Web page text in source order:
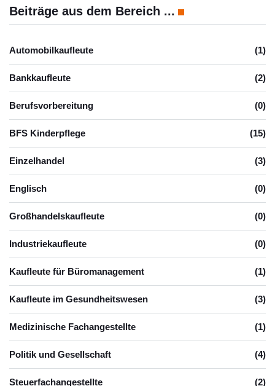
Beiträge aus dem Bereich ...
Automobilkaufleute (1)
Bankkaufleute (2)
Berufsvorbereitung (0)
BFS Kinderpflege (15)
Einzelhandel (3)
Englisch (0)
Großhandelskaufleute (0)
Industriekaufleute (0)
Kaufleute für Büromanagement (1)
Kaufleute im Gesundheitswesen (3)
Medizinische Fachangestellte (1)
Politik und Gesellschaft (4)
Steuerfachangestellte (2)